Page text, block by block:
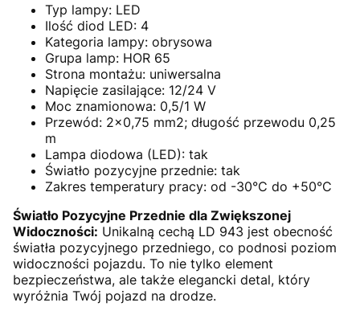
Typ lampy: LED
Ilość diod LED: 4
Kategoria lampy: obrysowa
Grupa lamp: HOR 65
Strona montażu: uniwersalna
Napięcie zasilające: 12/24 V
Moc znamionowa: 0,5/1 W
Przewód: 2×0,75 mm2; długość przewodu 0,25
m
Lampa diodowa (LED): tak
Światło pozycyjne przednie: tak
Zakres temperatury pracy: od -30°C do +50°C
Światło Pozycyjne Przednie dla Zwiększonej
Widoczności: Unikalną cechą LD 943 jest obecność
światła pozycyjnego przedniego, co podnosi poziom
widoczności pojazdu. To nie tylko element
bezpieczeństwa, ale także elegancki detal, który
wyróżnia Twój pojazd na drodze.